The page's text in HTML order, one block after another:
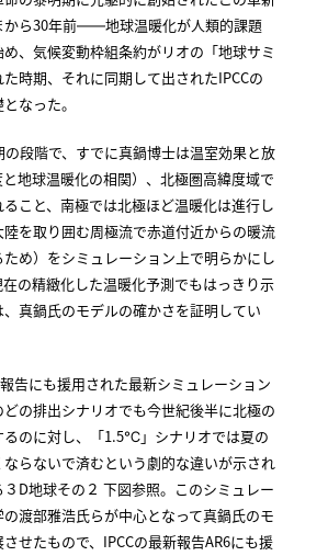
から30年前――地球温暖化が人類的課題
、気候変動枠組条約がリオの「地球サミ
時期、それに同期して出されたIPCCの
なった。
の段階で、すでに真鍋博士は温室効果と放
地球温暖化の相関）、北極圏高緯度域で
こと、南極では北極ほど温暖化は進行し
を取り囲む周極流で赤道付近からの暖流
め）をシミュレーション上で明らかにし
の精緻化した温暖化予測でもはっきり示
真鍋氏のモデルの確かさを証明してい
告にも援用された最新シミュレーション
の排出シナリオでも今世紀後半に北極の
るのに対し、「1.5℃」シナリオでは夏の
らないで済むという劇的な違いが示され
D地球その２ 下図参照。このシミュレー
渡部雅浩氏らが中心となって真鍋氏のモ
せたもので、IPCCの最新報告AR6にも援